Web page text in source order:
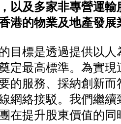
以及多家非專營運
港的物業及地產發展
目標是透過提供以
定最高標準。為實
的服務、採納創新
網絡接駁。我們繼
在提升股東價值的